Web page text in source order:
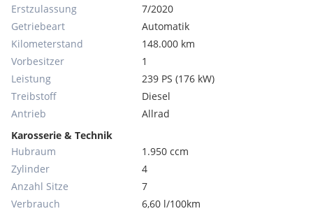
Erstzulassung
7/2020
Getriebeart
Automatik
Kilometerstand
148.000 km
Vorbesitzer
1
Leistung
239 PS (176 kW)
Treibstoff
Diesel
Antrieb
Allrad
Karosserie & Technik
Hubraum
1.950 ccm
Zylinder
4
Anzahl Sitze
7
Verbrauch
6,60 l/100km